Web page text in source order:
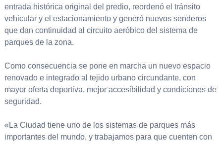
entrada histórica original del predio, reordenó el tránsito
vehicular y el estacionamiento y generó nuevos senderos
que dan continuidad al circuito aeróbico del sistema de
parques de la zona.
Como consecuencia se pone en marcha un nuevo espacio
renovado e integrado al tejido urbano circundante, con
mayor oferta deportiva, mejor accesibilidad y condiciones de
seguridad.
«La Ciudad tiene uno de los sistemas de parques más
importantes del mundo, y trabajamos para que cuenten con